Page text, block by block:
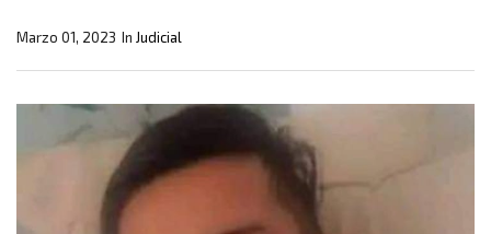
In Judicial
Marzo 01, 2023